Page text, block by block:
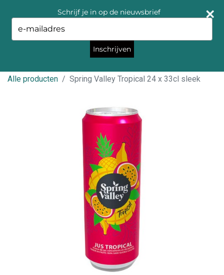
Alle producten Spring Valley Tropical 24 x 33cl sleek
Schrijf je in op de nieuwsbrief
your
email
Inschrijven